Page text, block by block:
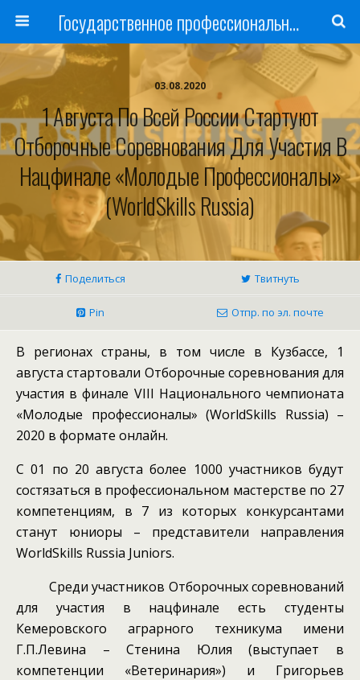
Государственное профессиональное образовательное учреждение
03.08.2020
1 Августа По Всей России Стартуют
Отборочные Соревнования Для Участия В
Нацфинале «Молодые Профессионалы»
(WorldSkills Russia)
Поделиться Твитнуть
Pin Отпр. по эл. почте
В регионах страны, в том числе в Кузбассе, 1
августа стартовали Отборочные соревнования для
участия в финале VIII Национального чемпионата
«Молодые профессионалы» (WorldSkills Russia) –
2020 в формате онлайн.
С 01 по 20 августа более 1000 участников будут
состязаться в профессиональном мастерстве по 27
компетенциям, в 7 из которых конкурсантами
станут юниоры – представители направления
WorldSkills Russia Juniors.
Среди участников Отборочных соревнований
для участия в нацфинале есть студенты
Кемеровского аграрного техникума имени
Г.П.Левина – Стенина Юлия (выступает в
компетенции «Ветеринария») и Григорьев